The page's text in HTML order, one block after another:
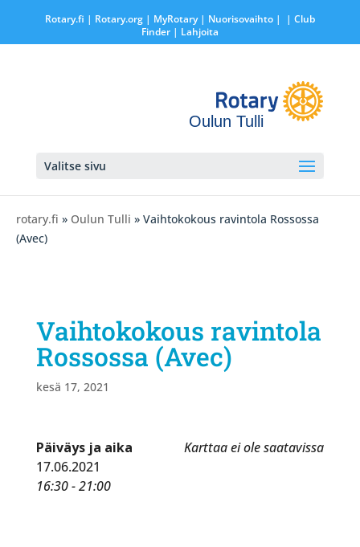
Rotary.fi | Rotary.org| MyRotary | Nuorisovaihto|
| Club
Finder| Lahjoita
Oulun Tulli
Valitse sivu
rotary.fi » Oulun Tulli » Vaihtokokous ravintola Rossossa
(Avec)
Vaihtokokous ravintola
Rossossa (Avec)
kesä 17, 2021
Karttaa ei ole saatavissa
Päiväys ja aika
17.06.2021
16:30 - 21:00